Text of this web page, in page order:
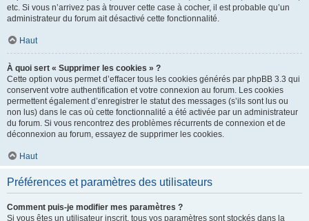
etc. Si vous n’arrivez pas à trouver cette case à cocher, il est probable qu’un
administrateur du forum ait désactivé cette fonctionnalité.
Haut
À quoi sert « Supprimer les cookies » ?
Cette option vous permet d’effacer tous les cookies générés par phpBB 3.3 qui
conservent votre authentification et votre connexion au forum. Les cookies
permettent également d’enregistrer le statut des messages (s’ils sont lus ou
non lus) dans le cas où cette fonctionnalité a été activée par un administrateur
du forum. Si vous rencontrez des problèmes récurrents de connexion et de
déconnexion au forum, essayez de supprimer les cookies.
Haut
Préférences et paramètres des utilisateurs
Comment puis-je modifier mes paramètres ?
Si vous êtes un utilisateur inscrit, tous vos paramètres sont stockés dans la